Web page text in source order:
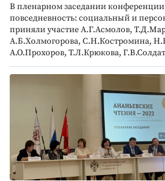
В пленарном заседании
повседневность: социальный и
приняли участие А.Г.Асмолов,
А.Б.Холмогорова, С.Н.Костромина,
А.О.Прохоров, Т.Л.Крюкова,